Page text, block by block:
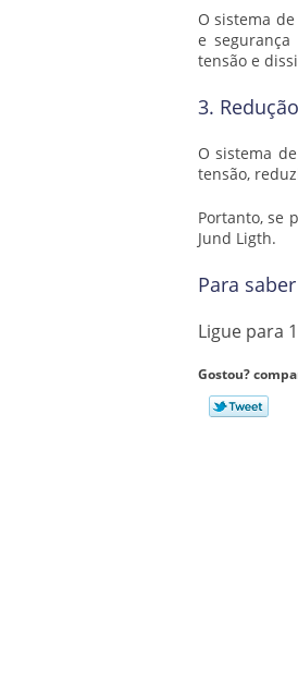
O sistema
e
tensão e
3.
O sistema
tensão,
Portanto, se
Jund Ligth.
Para
Ligue para
Gostou?